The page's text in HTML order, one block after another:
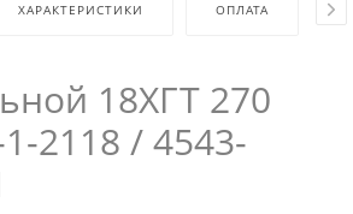
ХАРАКТЕРИСТИКИ ОПЛАТА
18ХГТ 270
2118 / 4543-